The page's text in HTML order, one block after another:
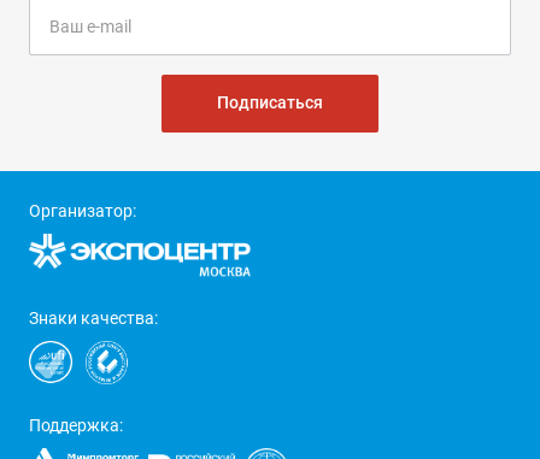
Подписаться
Организатор:
Знаки качества:
Поддержка: